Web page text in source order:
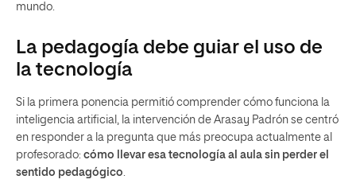
mundo.
La pedagogía debe guiar el uso de
la tecnología
Si la primera ponencia permitió comprender cómo funciona la
inteligencia artificial, la intervención de Arasay Padrón se centró
en responder a la pregunta que más preocupa actualmente al
profesorado: cómo llevar esa tecnología al aula sin perder el
sentido pedagógico